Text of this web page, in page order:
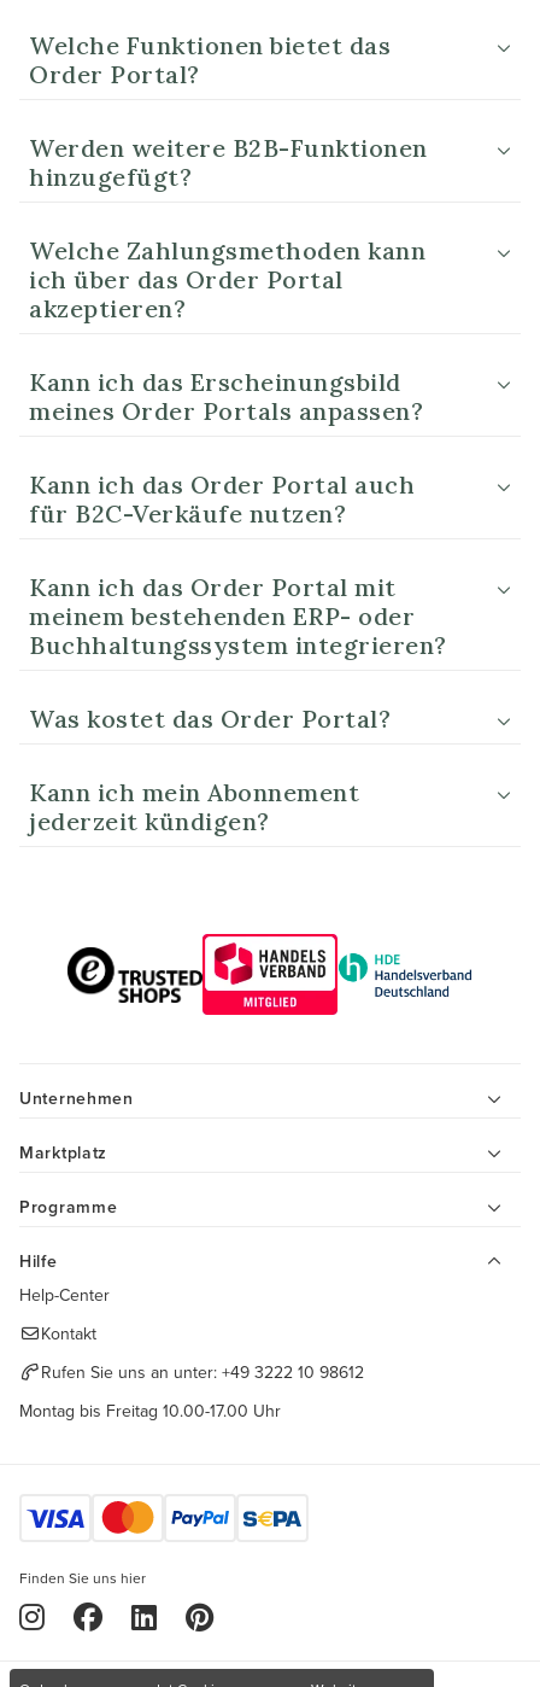
Welche Funktionen bietet das
Order Portal?
Werden weitere B2B-Funktionen
hinzugefügt?
Welche Zahlungsmethoden kann
ich über das Order Portal
akzeptieren?
Kann ich das Erscheinungsbild
meines Order Portals anpassen?
Kann ich das Order Portal auch
für B2C-Verkäufe nutzen?
Kann ich das Order Portal mit
meinem bestehenden ERP- oder
Buchhaltungssystem integrieren?
Was kostet das Order Portal?
Kann ich mein Abonnement
jederzeit kündigen?
Unternehmen
Marktplatz
Programme
Hilfe
Help-Center
Kontakt
Rufen Sie uns an unter: +49 3222 10 98612
Montag bis Freitag 10.00-17.00 Uhr
Finden Sie uns hier